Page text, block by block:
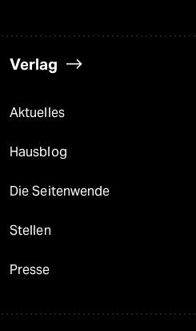
Verlag
Aktuelles
Hausblog
Die Seitenwende
Stellen
Presse